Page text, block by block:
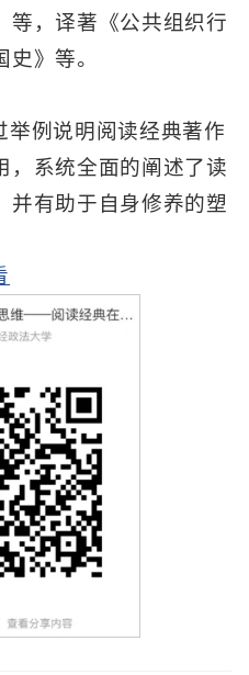
等，译著《公共组织行
》等。
举例说明阅读经典著作
，系统全面的阐述了读
并有助于自身修养的塑